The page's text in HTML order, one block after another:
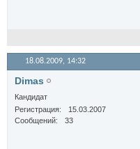
18.08.2009, 14:32
Dimas
Кандидат
Регистрация
15.03.2007
Сообщений
33